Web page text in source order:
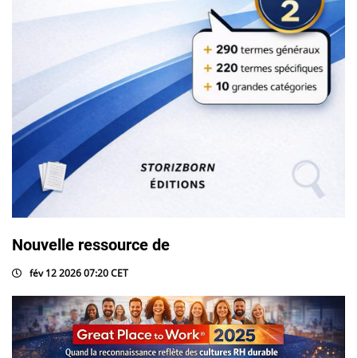
Nouvelle ressource de
fév 12 2026 07:20 CET